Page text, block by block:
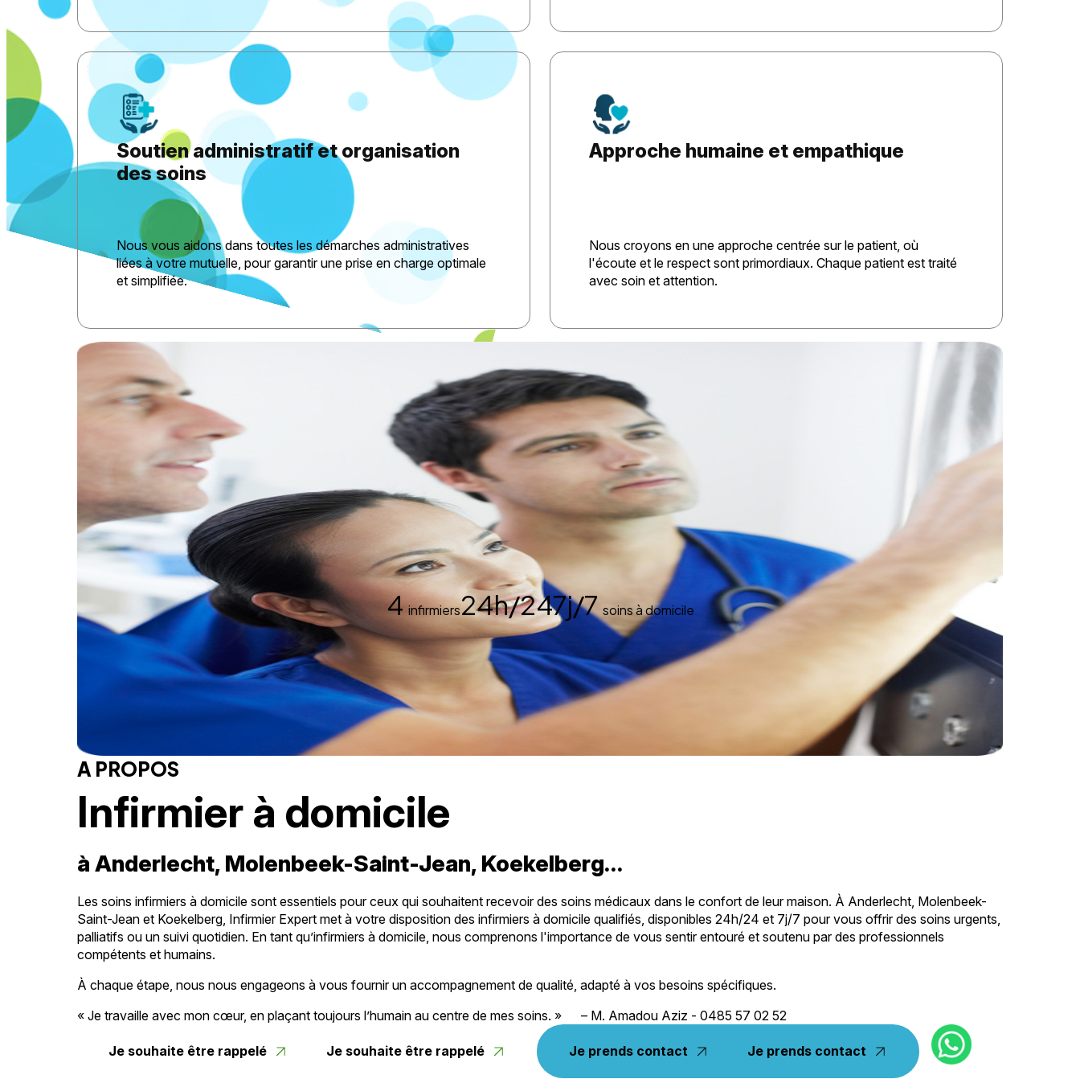
Soutien administratif et organisation
des soins
Nous vous aidons dans toutes les démarches administratives
liées à votre mutuelle, pour garantir une prise en charge optimale
et simplifiée.
Approche humaine et empathique
Nous croyons en une approche centrée sur le patient, où
l'écoute et le respect sont primordiaux. Chaque patient est traité
avec soin et attention.
4infirmiers24h/247j/7 soins à domicile
A PROPOS
Infirmier à domicile
à Anderlecht, Molenbeek-Saint-Jean, Koekelberg…
Les soins infirmiers à domicile sont essentiels pour ceux qui souhaitent recevoir des soins médicaux dans le confort de leur maison. À Anderlecht, Molenbeek-
Saint-Jean et Koekelberg, Infirmier Expert met à votre disposition des infirmiers à domicile qualifiés, disponibles 24h/24 et 7j/7 pour vous offrir des soins urgents,
palliatifs ou un suivi quotidien. En tant qu’infirmiers à domicile, nous comprenons l'importance de vous sentir entouré et soutenu par des professionnels
compétents et humains.
À chaque étape, nous nous engageons à vous fournir un accompagnement de qualité, adapté à vos besoins spécifiques.
« Je travaille avec mon cœur, en plaçant toujours l’humain au centre de mes soins. » – M. Amadou Aziz - 0485 57 02 52
Je souhaite être rappelé Je souhaite être rappelé Je prends contact Je prends contact